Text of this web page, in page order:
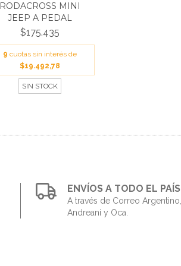
RODACROSS MINI
JEEP A PEDAL
$175.435
9 cuotas sin interés de
$19.492,78
SIN STOCK
ENVÍOS A TODO EL PAÍS
A través de Correo Argentino,
Andreani y Oca.